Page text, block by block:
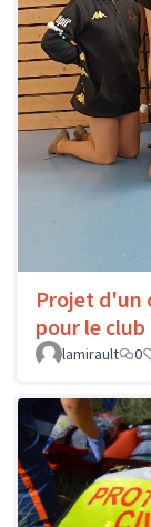
Projet d'un
pour le club
lamirault
0